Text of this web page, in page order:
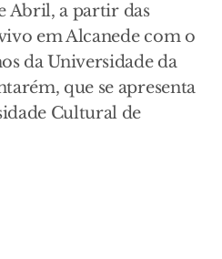
Abril, a partir das
em Alcanede com o
da Universidade da
que se apresenta
Cultural de